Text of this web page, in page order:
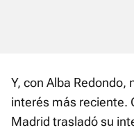
Y, con Alba Redondo,
interés más reciente.
Madrid trasladó su